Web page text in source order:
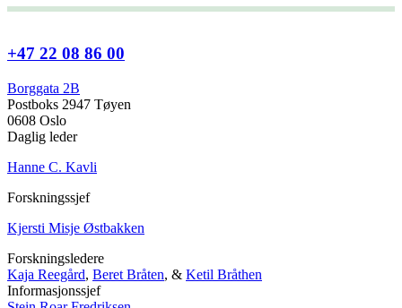
+47 22 08 86 00
Borggata 2B
Postboks 2947 Tøyen
0608 Oslo
Daglig leder
Hanne C. Kavli
Forskningssjef
Kjersti Misje Østbakken
Forskningsledere
Kaja Reegård, Beret Bråten, & Ketil Bråthen
Informasjonssjef